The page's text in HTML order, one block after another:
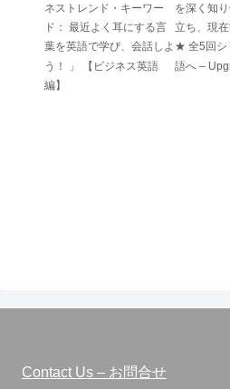
ネストレンド・キーワー
ド： 最近よく耳にする言
葉を英語で学び、会話しよ
う！ 」 【ビジネス英語
編】
を深く知
立ち、現
★ 全5回シ
語へ –
Contact Us – お問合せ